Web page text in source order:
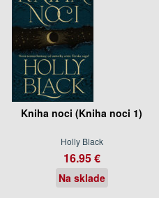
Kniha noci (Kniha noci 1)
Holly Black
16.95 €
Na sklade